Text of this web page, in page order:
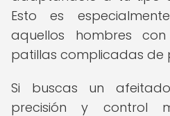
Esto es
aquellos hombres
patillas complicadas de
Si buscas un
precisión y control